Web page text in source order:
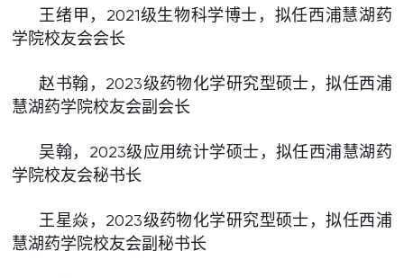
王绪甲，2021级生物科学博士，拟任西浦慧湖药
学院校友会会长
赵书翰，2023级药物化学研究型硕士，拟任西浦
慧湖药学院校友会副会长
吴翰，2023级应用统计学硕士，拟任西浦慧湖药
学院校友会秘书长
王星焱，2023级药物化学研究型硕士，拟任西浦
慧湖药学院校友会副秘书长